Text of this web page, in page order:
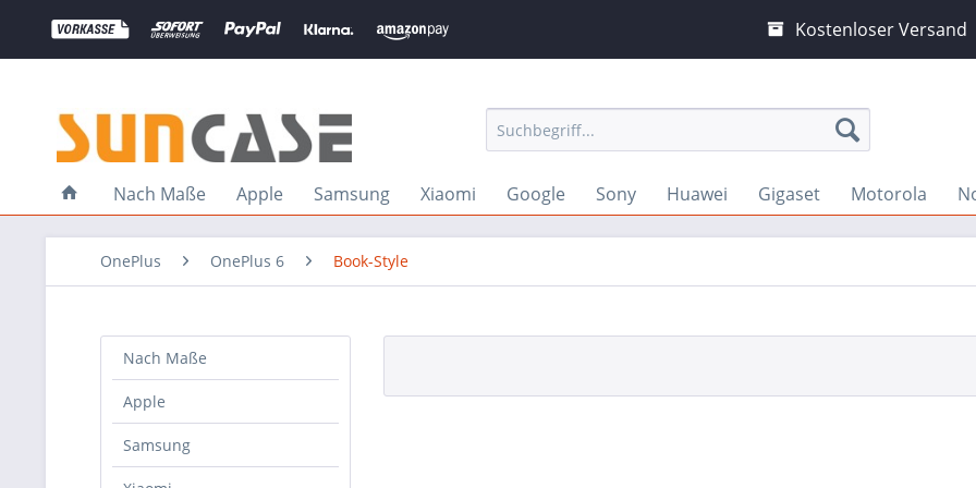
Kostenloser Versand
Nach Maße Apple Samsung Xiaomi Google Sony Huawei Gigaset Motorola
OnePlus OnePlus 6 Book-Style
Nach Maße
Apple
Samsung